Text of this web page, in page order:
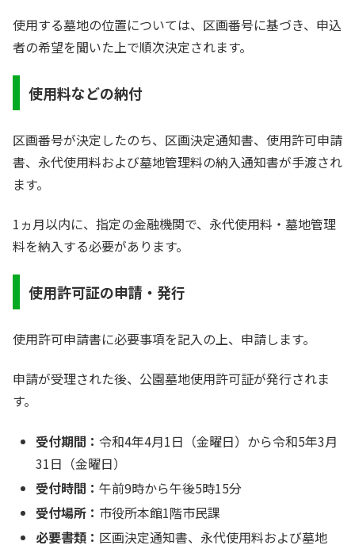
使用する墓地の位置については、区画番号に基づき、申込
者の希望を聞いた上で順次決定されます。
使用料などの納付
区画番号が決定したのち、区画決定通知書、使用許可申請
書、永代使用料および墓地管理料の納入通知書が手渡され
ます。
1ヵ月以内に、指定の金融機関で、永代使用料・墓地管理
料を納入する必要があります。
使用許可証の申請・発行
使用許可申請書に必要事項を記入の上、申請します。
申請が受理された後、公園墓地使用許可証が発行されま
す。
受付期間：令和4年4月1日（金曜日）から令和5年3月
31日（金曜日）
受付時間：午前9時から午後5時15分
受付場所： 市役所本館1階市民課
必要書類： 区画決定通知書、永代使用料および墓地